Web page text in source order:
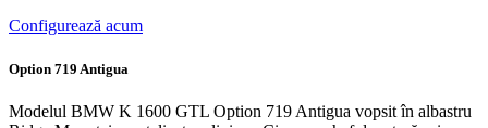
Configurează acum
Option 719 Antigua
Modelul BMW K 1600 GTL Option 719 Antigua vopsit în albastru